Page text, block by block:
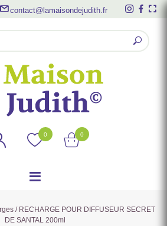
contact@lamaisondejudith.fr
0 0
/ RECHARGE POUR DIFFUSEUR SECRET
DE SANTAL 200ml